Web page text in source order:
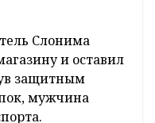
Слонима
и оставил
защитным
мужчина